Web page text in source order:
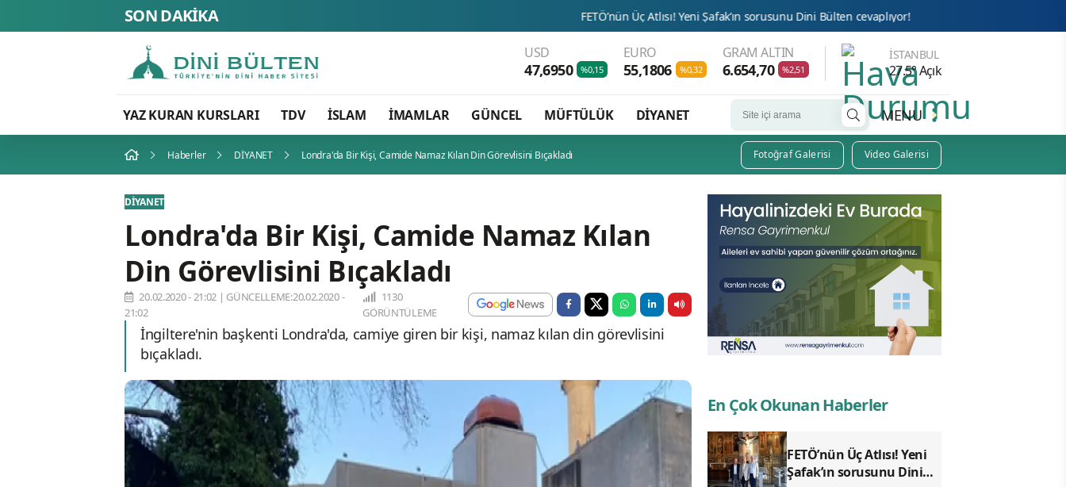
SON DAKİKA FETÖ’nün Üç Atlısı! Yeni Şafak’ın sorusunu Dini Bülten cevaplıyor! Bu Haber Uğur Abiyi Götürür!
USD
47,6950 %0,15
EURO
55,1806 %0,32
GRAM ALTIN
6.654,70 %2,51
İSTANBUL
27.5° Açık
YAZ KURAN KURSLARI TDV İSLAM İMAMLAR GÜNCEL MÜFTÜLÜK DİYANET MENU
Haberler DİYANET Londra'da Bir Kişi, Camide Namaz Kılan Din Görevlisini Bıçakladı Fotoğraf Galerisi Video Galerisi
DİYANET
Londra'da Bir Kişi, Camide Namaz Kılan
Din Görevlisini Bıçakladı
20.02.2020 - 21:02 | GÜNCELLEME:20.02.2020 -
21:02
1130
GÖRÜNTÜLEME
İngiltere'nin başkenti Londra'da, camiye giren bir kişi, namaz kılan din görevlisini
bıçakladı.
En Çok Okunan Haberler
FETÖ’nün Üç Atlısı! Yeni
Şafak’ın sorusunu Dini